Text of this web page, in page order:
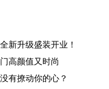
新升级盛装开业！
高颜值又时尚
有撩动你的心？